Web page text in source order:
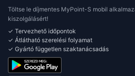
Töltse le díjmentes MyPoint-S mobil
kiszolgálásért!
✓ Tervezhető időpontok
✓ Átlátható szerelési folyamat
✓ Gyártó független szaktanácsadás